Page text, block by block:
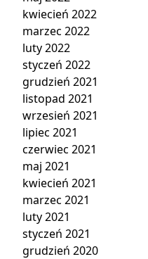
kwiecień 2022
marzec 2022
luty 2022
styczeń 2022
grudzień 2021
listopad 2021
wrzesień 2021
lipiec 2021
czerwiec 2021
maj 2021
kwiecień 2021
marzec 2021
luty 2021
styczeń 2021
grudzień 2020